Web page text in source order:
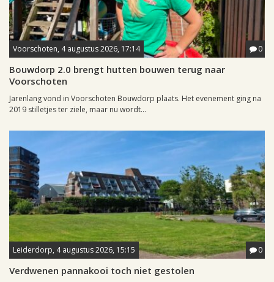
Voorschoten, 4 augustus 2026, 17:14 0
Bouwdorp 2.0 brengt hutten bouwen terug naar
Voorschoten
Jarenlang vond in Voorschoten Bouwdorp plaats. Het evenement ging na
2019 stilletjes ter ziele, maar nu wordt...
Leiderdorp, 4 augustus 2026, 15:15 0
Verdwenen pannakooi toch niet gestolen